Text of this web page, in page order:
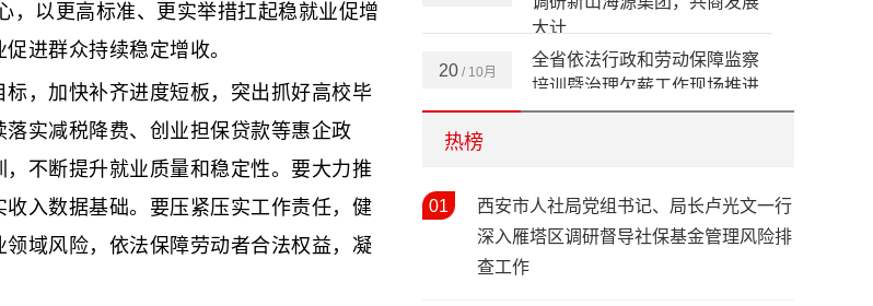
，以更高标准、更实举措扛起稳就业促增
进群众持续稳定增收。
，加快补齐进度短板，突出抓好高校毕
实减税降费、创业担保贷款等惠企政
不断提升就业质量和稳定性。要大力推
入数据基础。要压紧压实工作责任，健
域风险，依法保障劳动者合法权益，凝
21/ 10月
西安市人社局局长廉宏伟一行
调研新山海源集团，共商发展
大计
全省依法行政和劳动保障监察
12 / 02月
情暖新春 关怀同行——陕西省
人社厅开展2026年新春走访慰
问活动
热榜
01
西安市人社局党组书记、局长卢光文一行
深入雁塔区调研督导社保基金管理风险排
查工作